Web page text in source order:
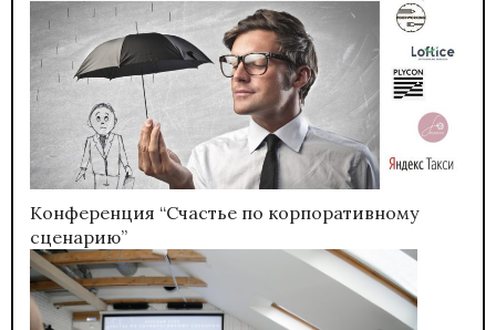
Конференция “Счастье по корпоративному
сценарию”